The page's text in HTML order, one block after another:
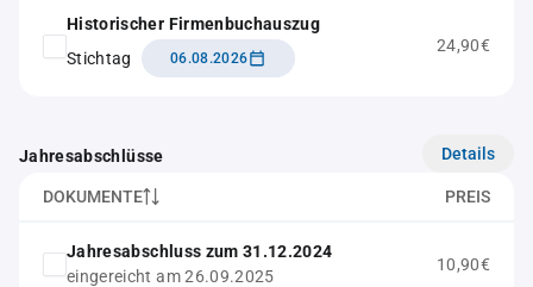
Historischer Firmenbuchauszug
Stichtag
06.08.2026
24,90€
Jahresabschlüsse Details
DOKUMENTE PREIS
Jahresabschluss zum 31.12.2024
eingereicht am 26.09.2025
10,90€